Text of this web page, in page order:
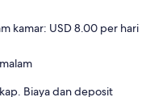
kamar: USD 8.00 per hari
Biaya dan deposit